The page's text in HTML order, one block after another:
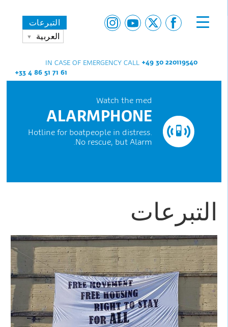
التبرعات
العربية
IN CASE OF EMERGENCY CALL +49 30 220119540
+33 4 86 51 71 61
Watch the med
ALARMPHONE
Hotline for boatpeople in distress.
No rescue, but Alarm.
التبرعات